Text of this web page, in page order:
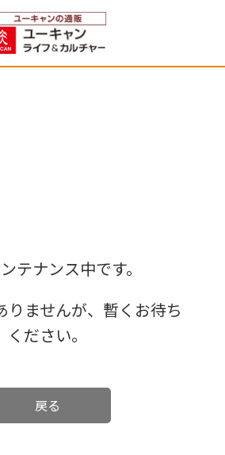
テナンス中です。
りませんが、暫くお待ち
ください。
戻る